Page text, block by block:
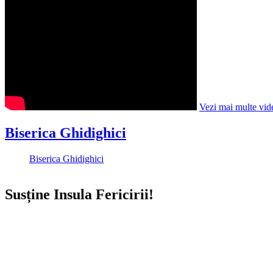
Vezi mai multe
Biserica Ghidighici
Biserica Ghidighici
Susține Insula Fericirii!